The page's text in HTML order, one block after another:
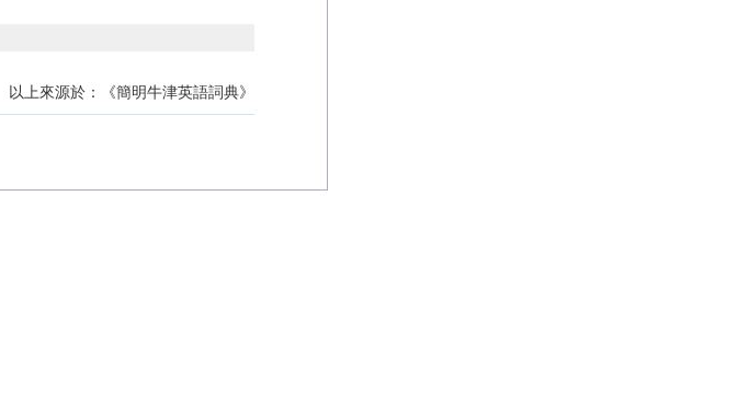
以上來源於：《簡明牛津英語詞典》